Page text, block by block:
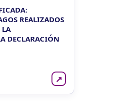
REALIZADOS
LA
DECLARACIÓN
↗